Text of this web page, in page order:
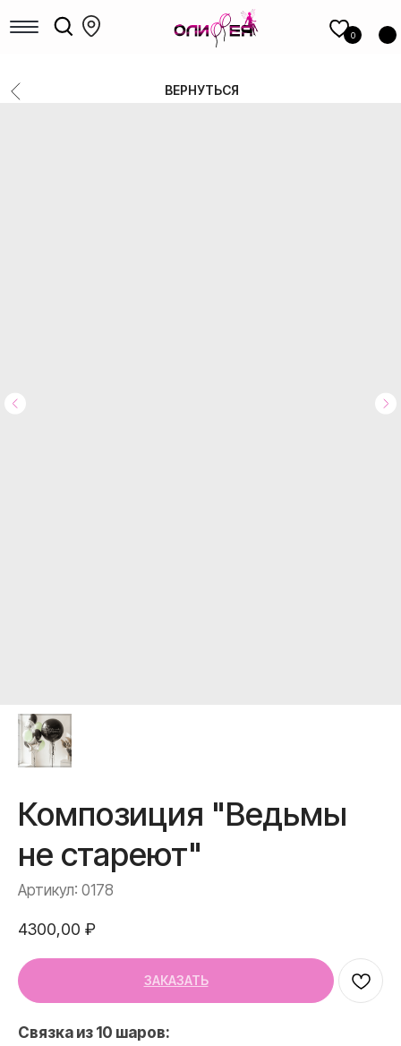
0
ВЕРНУТЬСЯ
КАТАЛОГ шаров
Композиция "Ведьмы
не стареют"
Артикул: 0178
4300,00 ₽
ЗАКАЗАТЬ
Связка из 10 шаров: